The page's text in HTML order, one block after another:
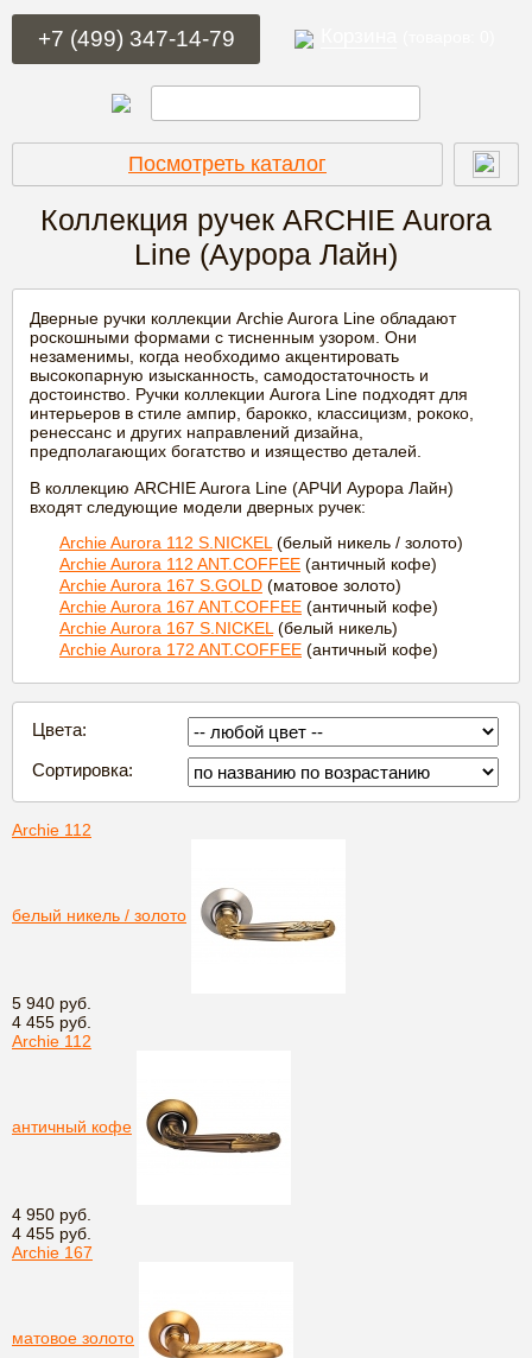
+7 (499) 347-14-79
Посмотреть каталог
Коллекция ручек ARCHIE Aurora
Line (Аурора Лайн)
Дверные ручки коллекции Archie Aurora Line обладают
роскошными формами с тисненным узором. Они
незаменимы, когда необходимо акцентировать
высокопарную изысканность, самодостаточность и
достоинство. Ручки коллекции Aurora Line подходят для
интерьеров в стиле ампир, барокко, классицизм, рококо,
ренессанс и других направлений дизайна,
предполагающих богатство и изящество деталей.
В коллекцию ARCHIE Aurora Line (АРЧИ Аурора Лайн)
входят следующие модели дверных ручек:
Archie Aurora 112 S.NICKEL (белый никель / золото)
Archie Aurora 112 ANT.COFFEE (античный кофе)
Archie Aurora 167 S.GOLD (матовое золото)
Archie Aurora 167 ANT.COFFEE (античный кофе)
Archie Aurora 167 S.NICKEL (белый никель)
Archie Aurora 172 ANT.COFFEE (античный кофе)
Цвета:
Сортировка:
Archie 112
белый никель / золото
5 940 руб.
4 455 руб.
Archie 112
античный кофе
4 950 руб.
4 455 руб.
Archie 167
матовое золото